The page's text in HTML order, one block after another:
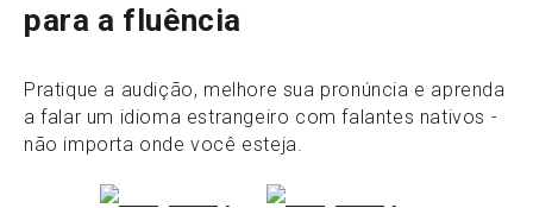
para a fluência
Pratique a audição, melhore sua pronúncia e aprenda
a falar um idioma estrangeiro com falantes nativos -
não importa onde você esteja.